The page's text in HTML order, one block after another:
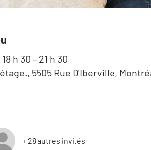
h 30 – 21 h 30
5505 Rue D'Iberville,
+ 28 autres invités